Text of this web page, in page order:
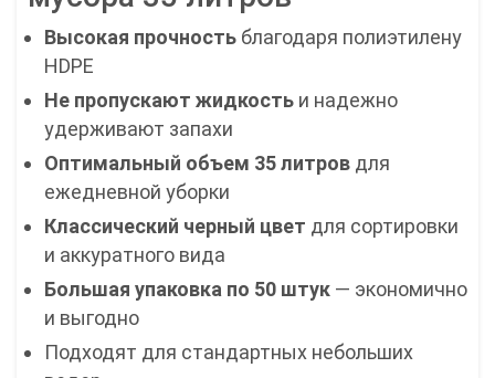
Высокая прочность благодаря полиэтилену
HDPE
Не пропускают жидкость и надежно
удерживают запахи
Оптимальный объем 35 литров для
ежедневной уборки
Классический черный цвет для сортировки
и аккуратного вида
Большая упаковка по 50 штук — экономично
и выгодно
Подходят для стандартных небольших